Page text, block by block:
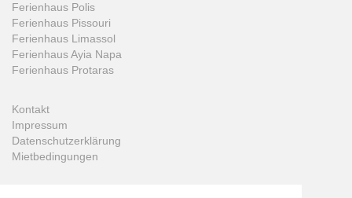
Ferienhaus Polis
Ferienhaus Pissouri
Ferienhaus Limassol
Ferienhaus Ayia Napa
Ferienhaus Protaras
Kontakt
Impressum
Datenschutzerklärung
Mietbedingungen